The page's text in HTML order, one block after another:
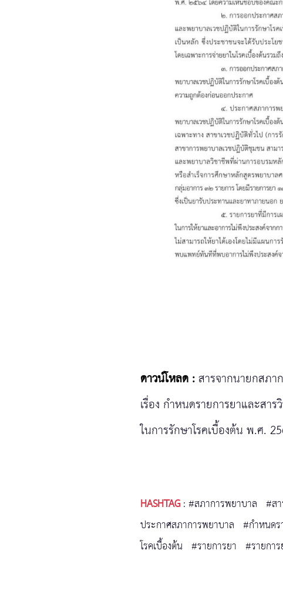
ดาวน์โหลด :สารจากนายกสภา
เรื่อง กำหนดรายการยาและส
ในการรักษาโรคเบื้องต้น พ.ศ.
HASHTAG:#สภาการพยาบาล #ส
ประกาศสภาการพยาบาล #กำหนด
โรคเบื้องต้น #รายการยา #รายกา